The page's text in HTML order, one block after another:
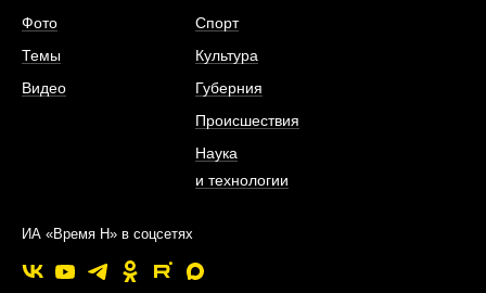
Фото
Темы
Видео
Спорт
Культура
Губерния
Происшествия
Наука
и технологии
ИА «Время Н» в соцсетях